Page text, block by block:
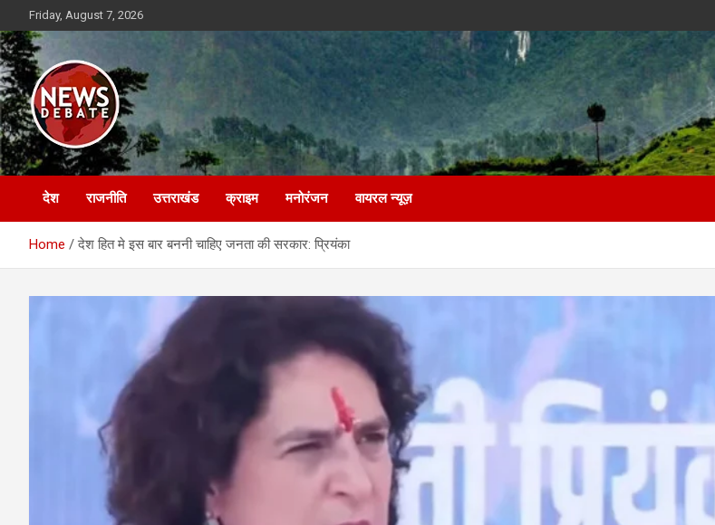
to
content
Friday, August 7, 2026
News Debate
देश राजनीति उत्तराखंड क्राइम मनोरंजन वायरल न्यूज़
Home देश हित मे इस बार बननी चाहिए जनता की सरकार: प्रियंका